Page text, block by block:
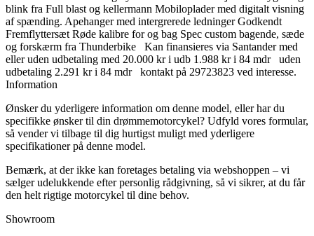
blink fra Full blast og kellermann Mobiloplader med digitalt visning
af spænding. Apehanger med intergrerede ledninger Godkendt
Fremflyttersæt Røde kalibre for og bag Spec custom bagende, sæde
og forskærm fra Thunderbike Kan finansieres via Santander med
eller uden udbetaling med 20.000 kr i udb 1.988 kr i 84 mdr uden
udbetaling 2.291 kr i 84 mdr kontakt på 29723823 ved interesse.
Information
Ønsker du yderligere information om denne model, eller har du
specifikke ønsker til din drømmemotorcykel? Udfyld vores formular,
så vender vi tilbage til dig hurtigst muligt med yderligere
specifikationer på denne model.
Bemærk, at der ikke kan foretages betaling via webshoppen – vi
sælger udelukkende efter personlig rådgivning, så vi sikrer, at du får
den helt rigtige motorcykel til dine behov.
Showroom